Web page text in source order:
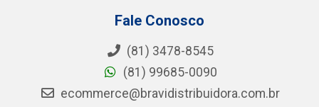
Fale Conosco
(81) 3478-8545
(81) 99685-0090
ecommerce@bravidistribuidora.com.br